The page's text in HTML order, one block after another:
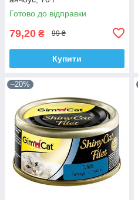
Готово до відправки
79,20 ₴ 99 ₴
Купити
–20%